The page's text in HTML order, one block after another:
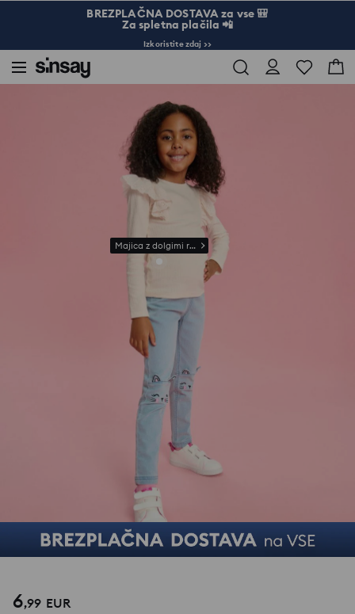
BREZPLAČNA DOSTAVA za vse 🎒
Za spletna plačila 📲
Izkoristite zdaj >>
Jegging hlače
Majica z dolgimi rokavi
6,99 EUR